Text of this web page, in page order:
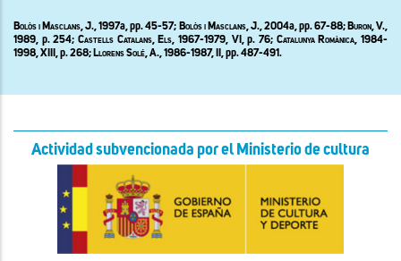
Bolòs i Masclans, J., 1997a,pp. 45-57; Bolòs i Masclans, J., 2004a,pp. 67-88; Buron, V.,
1989, p. 254; Castells Catalans, Els, 1967-1979, VI, p. 76; Catalunya Romànica, 1984-
1998, XIII, p. 268; Llorens Solé, A., 1986-1987, II,pp. 487-491.
Actividad subvencionada por el Ministerio de cultura